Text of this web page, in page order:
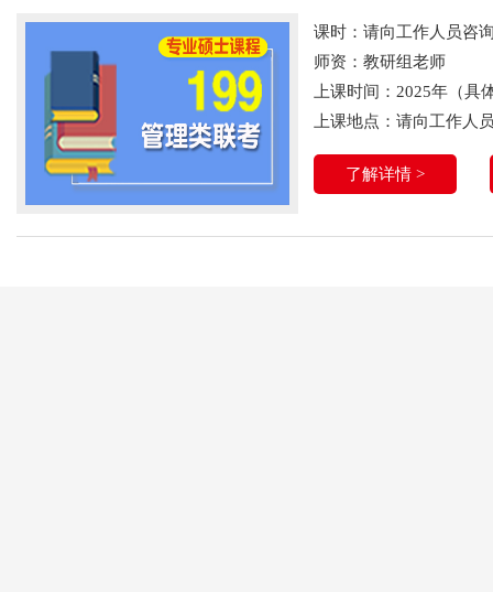
课时：请向工作人员咨
师资：教研组老师
上课时间：2025年（具
上课地点：请向工作人
了解详情 >